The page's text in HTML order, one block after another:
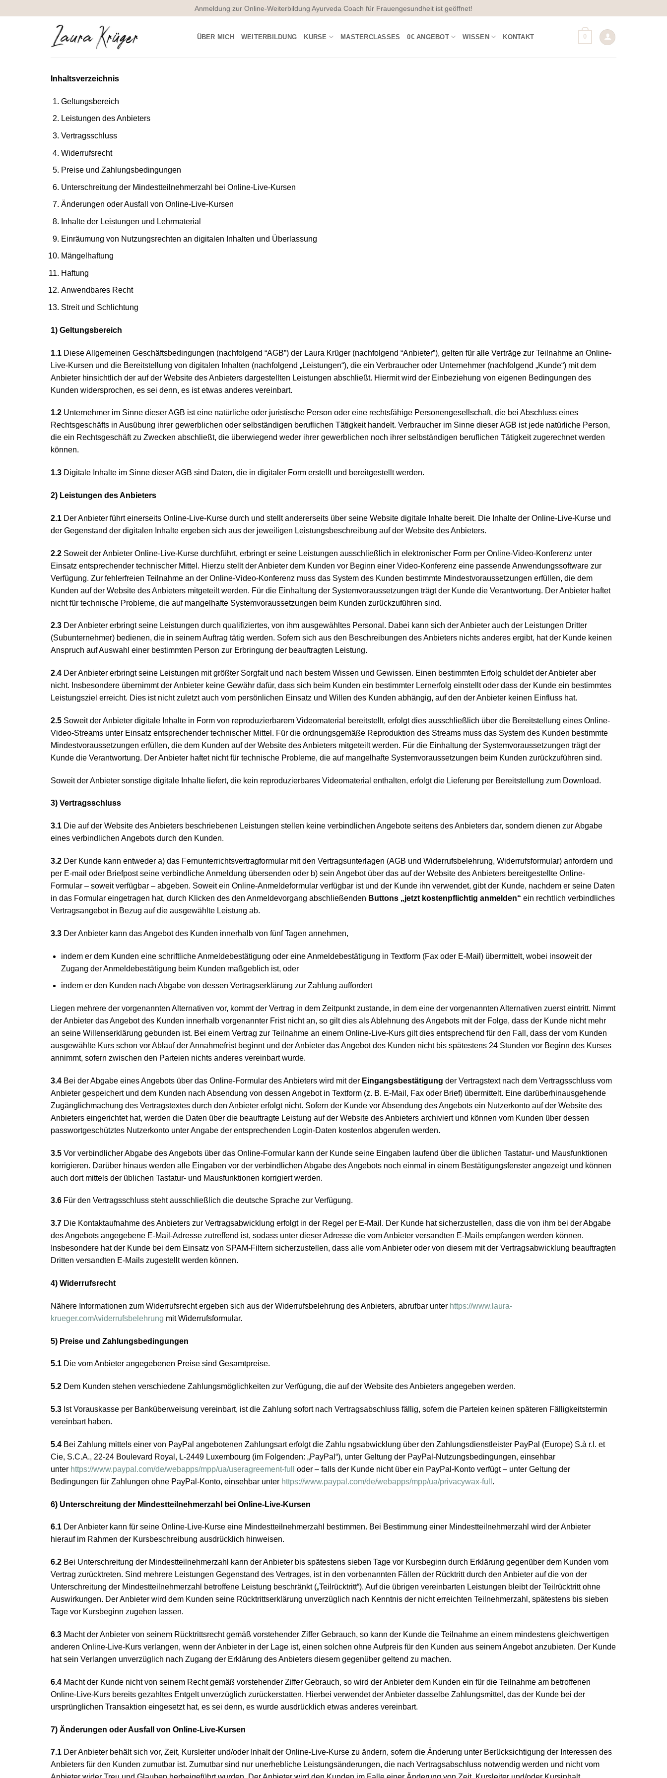
Inhalt
Anmeldung zur Online-Weiterbildung Ayurveda Coach für Frauengesundheit ist geöffnet!
ÜBER MICH WEITERBILDUNG KURSE MASTERCLASSES 0€ ANGEBOT WISSEN KONTAKT 0
Inhaltsverzeichnis
Geltungsbereich
Leistungen des Anbieters
Vertragsschluss
Widerrufsrecht
Preise und Zahlungsbedingungen
Unterschreitung der Mindestteilnehmerzahl bei Online-Live-Kursen
Änderungen oder Ausfall von Online-Live-Kursen
Inhalte der Leistungen und Lehrmaterial
Einräumung von Nutzungsrechten an digitalen Inhalten und Überlassung
Mängelhaftung
Haftung
Anwendbares Recht
Streit und Schlichtung
1) Geltungsbereich
1.1 Diese Allgemeinen Geschäftsbedingungen (nachfolgend “AGB”) der Laura Krüger (nachfolgend “Anbieter”), gelten für alle Verträge zur Teilnahme an Online-
Live-Kursen und die Bereitstellung von digitalen Inhalten (nachfolgend „Leistungen“), die ein Verbraucher oder Unternehmer (nachfolgend „Kunde“) mit dem
Anbieter hinsichtlich der auf der Website des Anbieters dargestellten Leistungen abschließt. Hiermit wird der Einbeziehung von eigenen Bedingungen des
Kunden widersprochen, es sei denn, es ist etwas anderes vereinbart.
1.2 Unternehmer im Sinne dieser AGB ist eine natürliche oder juristische Person oder eine rechtsfähige Personengesellschaft, die bei Abschluss eines
Rechtsgeschäfts in Ausübung ihrer gewerblichen oder selbständigen beruflichen Tätigkeit handelt. Verbraucher im Sinne dieser AGB ist jede natürliche Person,
die ein Rechtsgeschäft zu Zwecken abschließt, die überwiegend weder ihrer gewerblichen noch ihrer selbständigen beruflichen Tätigkeit zugerechnet werden
können.
1.3 Digitale Inhalte im Sinne dieser AGB sind Daten, die in digitaler Form erstellt und bereitgestellt werden.
2) Leistungen des Anbieters
2.1 Der Anbieter führt einerseits Online-Live-Kurse durch und stellt andererseits über seine Website digitale Inhalte bereit. Die Inhalte der Online-Live-Kurse und
der Gegenstand der digitalen Inhalte ergeben sich aus der jeweiligen Leistungsbeschreibung auf der Website des Anbieters.
2.2 Soweit der Anbieter Online-Live-Kurse durchführt, erbringt er seine Leistungen ausschließlich in elektronischer Form per Online-Video-Konferenz unter
Einsatz entsprechender technischer Mittel. Hierzu stellt der Anbieter dem Kunden vor Beginn einer Video-Konferenz eine passende Anwendungssoftware zur
Verfügung. Zur fehlerfreien Teilnahme an der Online-Video-Konferenz muss das System des Kunden bestimmte Mindestvoraussetzungen erfüllen, die dem
Kunden auf der Website des Anbieters mitgeteilt werden. Für die Einhaltung der Systemvoraussetzungen trägt der Kunde die Verantwortung. Der Anbieter haftet
nicht für technische Probleme, die auf mangelhafte Systemvoraussetzungen beim Kunden zurückzuführen sind.
2.3 Der Anbieter erbringt seine Leistungen durch qualifiziertes, von ihm ausgewähltes Personal. Dabei kann sich der Anbieter auch der Leistungen Dritter
(Subunternehmer) bedienen, die in seinem Auftrag tätig werden. Sofern sich aus den Beschreibungen des Anbieters nichts anderes ergibt, hat der Kunde keinen
Anspruch auf Auswahl einer bestimmten Person zur Erbringung der beauftragten Leistung.
2.4 Der Anbieter erbringt seine Leistungen mit größter Sorgfalt und nach bestem Wissen und Gewissen. Einen bestimmten Erfolg schuldet der Anbieter aber
nicht. Insbesondere übernimmt der Anbieter keine Gewähr dafür, dass sich beim Kunden ein bestimmter Lernerfolg einstellt oder dass der Kunde ein bestimmtes
Leistungsziel erreicht. Dies ist nicht zuletzt auch vom persönlichen Einsatz und Willen des Kunden abhängig, auf den der Anbieter keinen Einfluss hat.
2.5 Soweit der Anbieter digitale Inhalte in Form von reproduzierbarem Videomaterial bereitstellt, erfolgt dies ausschließlich über die Bereitstellung eines Online-
Video-Streams unter Einsatz entsprechender technischer Mittel. Für die ordnungsgemäße Reproduktion des Streams muss das System des Kunden bestimmte
Mindestvoraussetzungen erfüllen, die dem Kunden auf der Website des Anbieters mitgeteilt werden. Für die Einhaltung der Systemvoraussetzungen trägt der
Kunde die Verantwortung. Der Anbieter haftet nicht für technische Probleme, die auf mangelhafte Systemvoraussetzungen beim Kunden zurückzuführen sind.
Soweit der Anbieter sonstige digitale Inhalte liefert, die kein reproduzierbares Videomaterial enthalten, erfolgt die Lieferung per Bereitstellung zum Download.
3) Vertragsschluss
3.1 Die auf der Website des Anbieters beschriebenen Leistungen stellen keine verbindlichen Angebote seitens des Anbieters dar, sondern dienen zur Abgabe
eines verbindlichen Angebots durch den Kunden.
3.2 Der Kunde kann entweder a) das Fernunterrichtsvertragformular mit den Vertragsunterlagen (AGB und Widerrufsbelehrung, Widerrufsformular) anfordern und
per E-mail oder Briefpost seine verbindliche Anmeldung übersenden oder b) sein Angebot über das auf der Website des Anbieters bereitgestellte Online-
Formular – soweit verfügbar – abgeben. Soweit ein Online-Anmeldeformular verfügbar ist und der Kunde ihn verwendet, gibt der Kunde, nachdem er seine Daten
in das Formular eingetragen hat, durch Klicken des den Anmeldevorgang abschließenden Buttons „jetzt kostenpflichtig anmelden“ ein rechtlich verbindliches
Vertragsangebot in Bezug auf die ausgewählte Leistung ab.
3.3 Der Anbieter kann das Angebot des Kunden innerhalb von fünf Tagen annehmen,
indem er dem Kunden eine schriftliche Anmeldebestätigung oder eine Anmeldebestätigung in Textform (Fax oder E-Mail) übermittelt, wobei insoweit der
Zugang der Anmeldebestätigung beim Kunden maßgeblich ist, oder
indem er den Kunden nach Abgabe von dessen Vertragserklärung zur Zahlung auffordert
Liegen mehrere der vorgenannten Alternativen vor, kommt der Vertrag in dem Zeitpunkt zustande, in dem eine der vorgenannten Alternativen zuerst eintritt. Nimmt
der Anbieter das Angebot des Kunden innerhalb vorgenannter Frist nicht an, so gilt dies als Ablehnung des Angebots mit der Folge, dass der Kunde nicht mehr
an seine Willenserklärung gebunden ist. Bei einem Vertrag zur Teilnahme an einem Online-Live-Kurs gilt dies entsprechend für den Fall, dass der vom Kunden
ausgewählte Kurs schon vor Ablauf der Annahmefrist beginnt und der Anbieter das Angebot des Kunden nicht bis spätestens 24 Stunden vor Beginn des Kurses
annimmt, sofern zwischen den Parteien nichts anderes vereinbart wurde.
3.4 Bei der Abgabe eines Angebots über das Online-Formular des Anbieters wird mit der Eingangsbestätigung der Vertragstext nach dem Vertragsschluss vom
Anbieter gespeichert und dem Kunden nach Absendung von dessen Angebot in Textform (z. B. E-Mail, Fax oder Brief) übermittelt. Eine darüberhinausgehende
Zugänglichmachung des Vertragstextes durch den Anbieter erfolgt nicht. Sofern der Kunde vor Absendung des Angebots ein Nutzerkonto auf der Website des
Anbieters eingerichtet hat, werden die Daten über die beauftragte Leistung auf der Website des Anbieters archiviert und können vom Kunden über dessen
passwortgeschütztes Nutzerkonto unter Angabe der entsprechenden Login-Daten kostenlos abgerufen werden.
3.5 Vor verbindlicher Abgabe des Angebots über das Online-Formular kann der Kunde seine Eingaben laufend über die üblichen Tastatur- und Mausfunktionen
korrigieren. Darüber hinaus werden alle Eingaben vor der verbindlichen Abgabe des Angebots noch einmal in einem Bestätigungsfenster angezeigt und können
auch dort mittels der üblichen Tastatur- und Mausfunktionen korrigiert werden.
3.6 Für den Vertragsschluss steht ausschließlich die deutsche Sprache zur Verfügung.
3.7 Die Kontaktaufnahme des Anbieters zur Vertragsabwicklung erfolgt in der Regel per E-Mail. Der Kunde hat sicherzustellen, dass die von ihm bei der Abgabe
des Angebots angegebene E-Mail-Adresse zutreffend ist, sodass unter dieser Adresse die vom Anbieter versandten E-Mails empfangen werden können.
Insbesondere hat der Kunde bei dem Einsatz von SPAM-Filtern sicherzustellen, dass alle vom Anbieter oder von diesem mit der Vertragsabwicklung beauftragten
Dritten versandten E-Mails zugestellt werden können.
4) Widerrufsrecht
Nähere Informationen zum Widerrufsrecht ergeben sich aus der Widerrufsbelehrung des Anbieters, abrufbar unter https://www.laura-
krueger.com/widerrufsbelehrung mit Widerrufsformular.
5) Preise und Zahlungsbedingungen
5.1 Die vom Anbieter angegebenen Preise sind Gesamtpreise.
5.2 Dem Kunden stehen verschiedene Zahlungsmöglichkeiten zur Verfügung, die auf der Website des Anbieters angegeben werden.
5.3 Ist Vorauskasse per Banküberweisung vereinbart, ist die Zahlung sofort nach Vertragsabschluss fällig, sofern die Parteien keinen späteren Fälligkeitstermin
vereinbart haben.
5.4 Bei Zahlung mittels einer von PayPal angebotenen Zahlungsart erfolgt die Zahlu ngsabwicklung über den Zahlungsdienstleister PayPal (Europe) S.à r.l. et
Cie, S.C.A., 22-24 Boulevard Royal, L-2449 Luxembourg (im Folgenden: „PayPal“), unter Geltung der PayPal-Nutzungsbedingungen, einsehbar
unter https://www.paypal.com/de/webapps/mpp/ua/useragreement-full
oder – falls der Kunde nicht über ein PayPal-Konto verfügt – unter Geltung der
Bedingungen für Zahlungen ohne PayPal-Konto, einsehbar unter https://www.paypal.com/de/webapps/mpp/ua/privacywax-full .
6) Unterschreitung der Mindestteilnehmerzahl bei Online-Live-Kursen
6.1 Der Anbieter kann für seine Online-Live-Kurse eine Mindestteilnehmerzahl bestimmen. Bei Bestimmung einer Mindestteilnehmerzahl wird der Anbieter
hierauf im Rahmen der Kursbeschreibung ausdrücklich hinweisen.
6.2 Bei Unterschreitung der Mindestteilnehmerzahl kann der Anbieter bis spätestens sieben Tage vor Kursbeginn durch Erklärung gegenüber dem Kunden vom
Vertrag zurücktreten. Sind mehrere Leistungen Gegenstand des Vertrages, ist in den vorbenannten Fällen der Rücktritt durch den Anbieter auf die von der
Unterschreitung der Mindestteilnehmerzahl betroffene Leistung beschränkt („Teilrücktritt“). Auf die übrigen vereinbarten Leistungen bleibt der Teilrücktritt ohne
Auswirkungen. Der Anbieter wird dem Kunden seine Rücktrittserklärung unverzüglich nach Kenntnis der nicht erreichten Teilnehmerzahl, spätestens bis sieben
Tage vor Kursbeginn zugehen lassen.
6.3 Macht der Anbieter von seinem Rücktrittsrecht gemäß vorstehender Ziffer Gebrauch, so kann der Kunde die Teilnahme an einem mindestens gleichwertigen
anderen Online-Live-Kurs verlangen, wenn der Anbieter in der Lage ist, einen solchen ohne Aufpreis für den Kunden aus seinem Angebot anzubieten. Der Kunde
hat sein Verlangen unverzüglich nach Zugang der Erklärung des Anbieters diesem gegenüber geltend zu machen.
6.4 Macht der Kunde nicht von seinem Recht gemäß vorstehender Ziffer Gebrauch, so wird der Anbieter dem Kunden ein für die Teilnahme am betroffenen
Online-Live-Kurs bereits gezahltes Entgelt unverzüglich zurückerstatten. Hierbei verwendet der Anbieter dasselbe Zahlungsmittel, das der Kunde bei der
ursprünglichen Transaktion eingesetzt hat, es sei denn, es wurde ausdrücklich etwas anderes vereinbart.
7) Änderungen oder Ausfall von Online-Live-Kursen
7.1 Der Anbieter behält sich vor, Zeit, Kursleiter und/oder Inhalt der Online-Live-Kurse zu ändern, sofern die Änderung unter Berücksichtigung der Interessen des
Anbieters für den Kunden zumutbar ist. Zumutbar sind nur unerhebliche Leistungsänderungen, die nach Vertragsabschluss notwendig werden und nicht vom